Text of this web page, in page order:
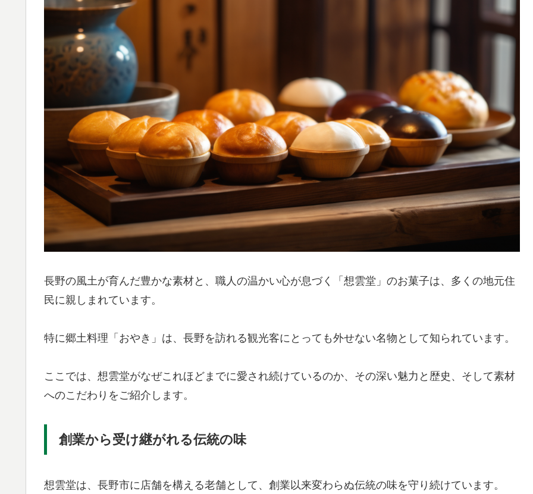
長野の風土が育んだ豊かな素材と、職人の温かい心が息づく「想雲堂」のお菓子は、多くの地元住
民に親しまれています。
特に郷土料理「おやき」は、長野を訪れる観光客にとっても外せない名物として知られています。
ここでは、想雲堂がなぜこれほどまでに愛され続けているのか、その深い魅力と歴史、そして素材
へのこだわりをご紹介します。
創業から受け継がれる伝統の味
想雲堂は、長野市に店舗を構える老舗として、創業以来変わらぬ伝統の味を守り続けています。